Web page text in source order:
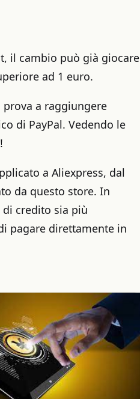
il cambio può già giocare
ad 1 euro.
prova a raggiungere
di PayPal. Vedendo le
a Aliexpress, dal
da questo store. In
credito sia più
pagare direttamente in